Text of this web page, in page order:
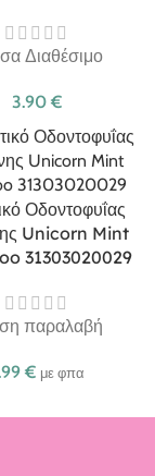
Διαθέσιμο
3.90 €
Οδοντοφυΐας
Unicorn Mint
31303020029
παραλαβή
€ με φπα